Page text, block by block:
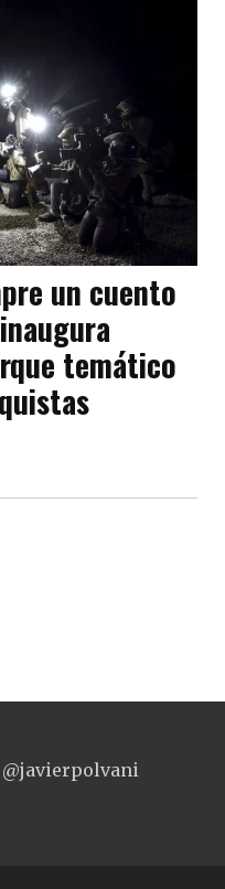
un cuento
temático
@javierpolvani